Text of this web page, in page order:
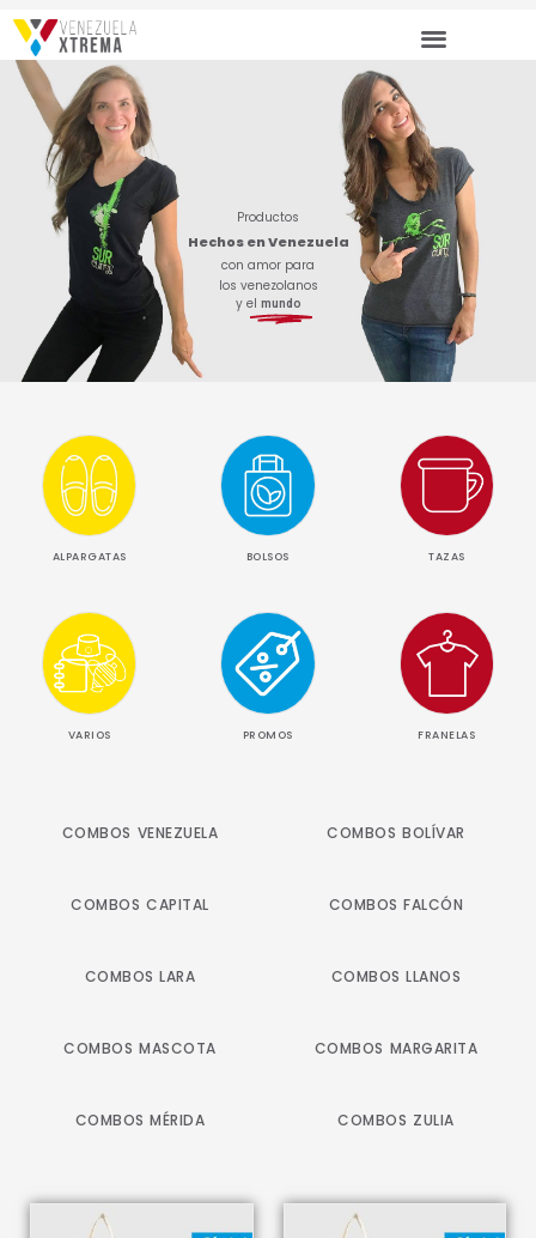
contenido
Productos
Hechos en Venezuela
con amor para
los venezolanos
y el mundo
ALPARGATAS BOLSOS TAZAS
VARIOS PROMOS FRANELAS
COMBOS VENEZUELA COMBOS BOLÍVAR
COMBOS CAPITAL COMBOS FALCÓN
COMBOS LARA COMBOS LLANOS
COMBOS MASCOTA COMBOS MARGARITA
COMBOS MÉRIDA COMBOS ZULIA